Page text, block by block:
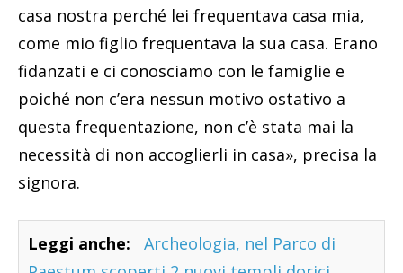
casa nostra perché lei frequentava casa mia,
come mio figlio frequentava la sua casa. Erano
fidanzati e ci conosciamo con le famiglie e
poiché non c’era nessun motivo ostativo a
questa frequentazione, non c’è stata mai la
necessità di non accoglierli in casa», precisa la
signora.
Leggi anche:
Archeologia, nel Parco di